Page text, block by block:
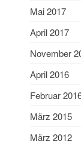
Mai 2017
April 2017
November
April 2016
Februar
März 2015
März 2012